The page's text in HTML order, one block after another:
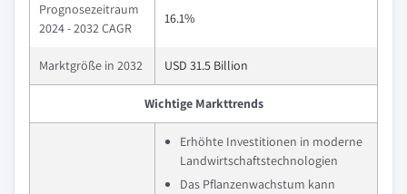
Prognosezeitraum
2024 - 2032 CAGR
16.1%
Marktgröße in 2032 USD 31.5 Billion
Wichtige Markttrends
Erhöhte Investitionen in moderne
Landwirtschaftstechnologien
Das Pflanzenwachstum kann